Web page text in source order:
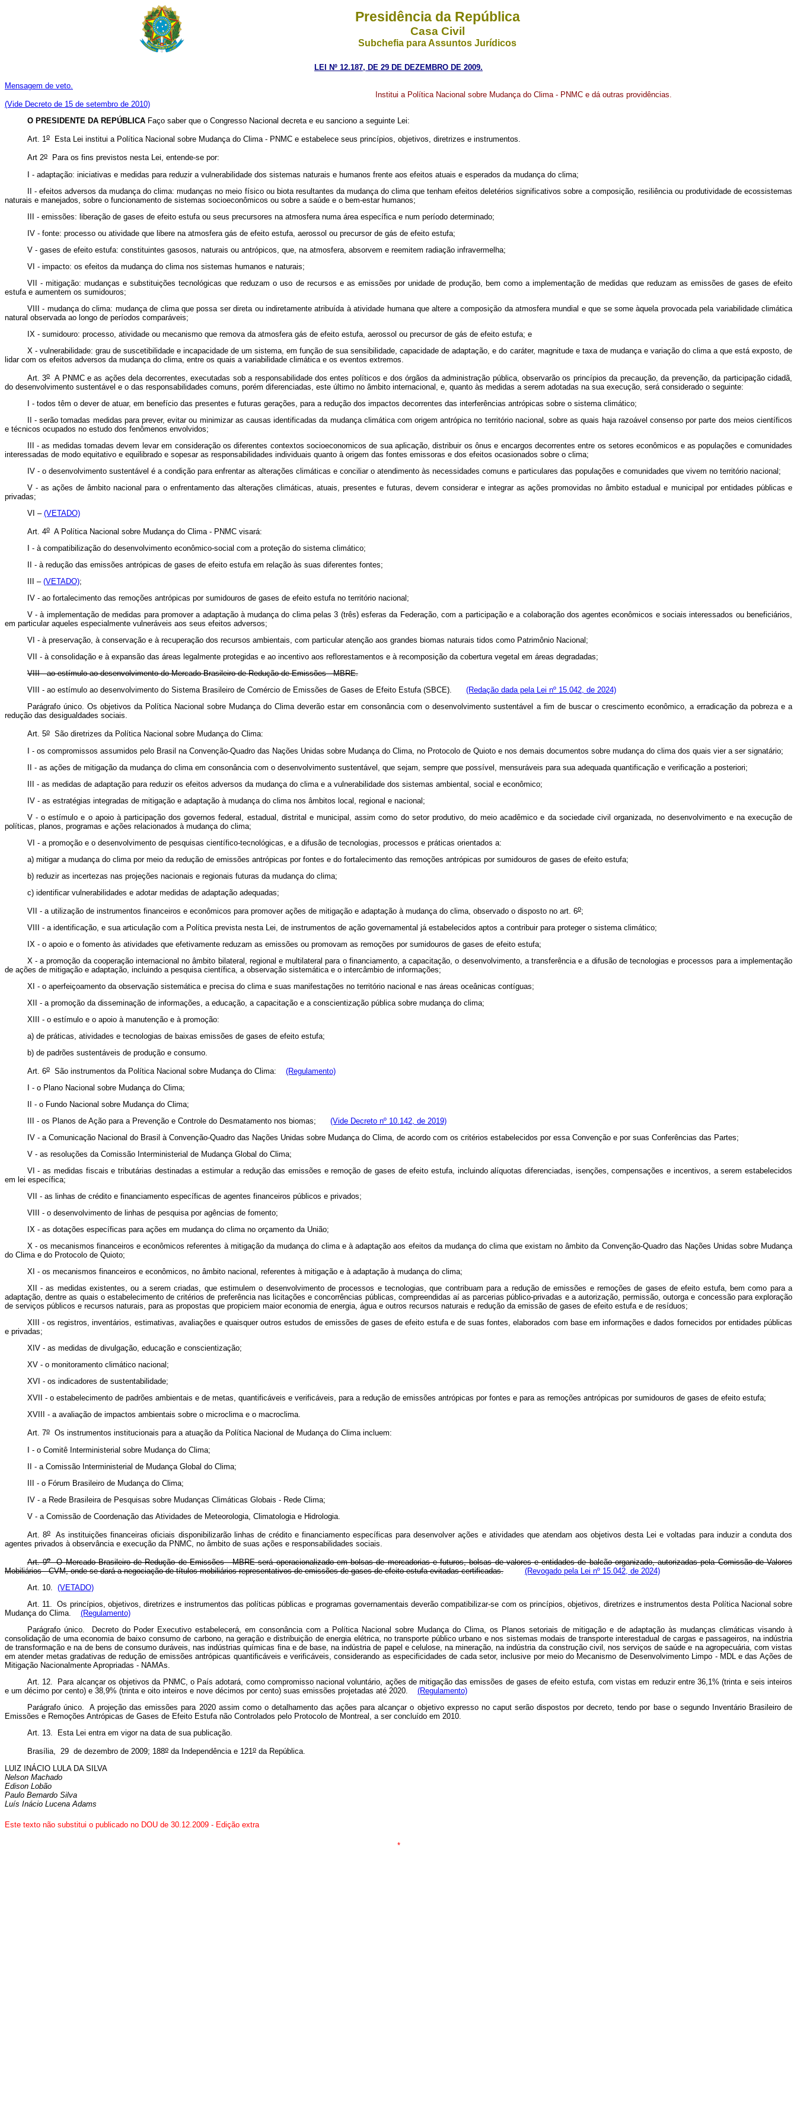
Presidência da República
Casa Civil
Subchefia para Assuntos Jurídicos
LEI Nº 12.187, DE 29 DE DEZEMBRO DE 2009.
Mensagem de veto.
(Vide Decreto de 15 de setembro de 2010)
Institui a Política Nacional sobre Mudança do Clima - PNMC e dá outras providências.
O PRESIDENTE DA REPÚBLICA Faço saber que o Congresso Nacional decreta e eu sanciono a seguinte Lei:
Art. 1oEsta Lei institui a Política Nacional sobre Mudança do Clima - PNMC e estabelece seus princípios, objetivos, diretrizes e instrumentos.
Art 2oPara os fins previstos nesta Lei, entende-se por:
I - adaptação: iniciativas e medidas para reduzir a vulnerabilidade dos sistemas naturais e humanos frente aos efeitos atuais e esperados da mudança do clima;
II - efeitos adversos da mudança do clima: mudanças no meio físico ou biota resultantes da mudança do clima que tenham efeitos deletérios significativos sobre a composição, resiliência ou produtividade de ecossistemas
naturais e manejados, sobre o funcionamento de sistemas socioeconômicos ou sobre a saúde e o bem-estar humanos;
III - emissões: liberação de gases de efeito estufa ou seus precursores na atmosfera numa área específica e num período determinado;
IV - fonte: processo ou atividade que libere na atmosfera gás de efeito estufa, aerossol ou precursor de gás de efeito estufa;
V - gases de efeito estufa: constituintes gasosos, naturais ou antrópicos, que, na atmosfera, absorvem e reemitem radiação infravermelha;
VI - impacto: os efeitos da mudança do clima nos sistemas humanos e naturais;
VII - mitigação: mudanças e substituições tecnológicas que reduzam o uso de recursos e as emissões por unidade de produção, bem como a implementação de medidas que reduzam as emissões de gases de efeito
estufa e aumentem os sumidouros;
VIII - mudança do clima: mudança de clima que possa ser direta ou indiretamente atribuída à atividade humana que altere a composição da atmosfera mundial e que se some àquela provocada pela variabilidade climática
natural observada ao longo de períodos comparáveis;
IX - sumidouro: processo, atividade ou mecanismo que remova da atmosfera gás de efeito estufa, aerossol ou precursor de gás de efeito estufa; e
X - vulnerabilidade: grau de suscetibilidade e incapacidade de um sistema, em função de sua sensibilidade, capacidade de adaptação, e do caráter, magnitude e taxa de mudança e variação do clima a que está exposto, de
lidar com os efeitos adversos da mudança do clima, entre os quais a variabilidade climática e os eventos extremos.
Art. 3oA PNMC e as ações dela decorrentes, executadas sob a responsabilidade dos entes políticos e dos órgãos da administração pública, observarão os princípios da precaução, da prevenção, da participação cidadã,
do desenvolvimento sustentável e o das responsabilidades comuns, porém diferenciadas, este último no âmbito internacional, e, quanto às medidas a serem adotadas na sua execução, será considerado o seguinte:
I - todos têm o dever de atuar, em benefício das presentes e futuras gerações, para a redução dos impactos decorrentes das interferências antrópicas sobre o sistema climático;
II - serão tomadas medidas para prever, evitar ou minimizar as causas identificadas da mudança climática com origem antrópica no território nacional, sobre as quais haja razoável consenso por parte dos meios científicos
e técnicos ocupados no estudo dos fenômenos envolvidos;
III - as medidas tomadas devem levar em consideração os diferentes contextos socioeconomicos de sua aplicação, distribuir os ônus e encargos decorrentes entre os setores econômicos e as populações e comunidades
interessadas de modo equitativo e equilibrado e sopesar as responsabilidades individuais quanto à origem das fontes emissoras e dos efeitos ocasionados sobre o clima;
IV - o desenvolvimento sustentável é a condição para enfrentar as alterações climáticas e conciliar o atendimento às necessidades comuns e particulares das populações e comunidades que vivem no território nacional;
V - as ações de âmbito nacional para o enfrentamento das alterações climáticas, atuais, presentes e futuras, devem considerar e integrar as ações promovidas no âmbito estadual e municipal por entidades públicas e
privadas;
VI – (VETADO)
Art. 4oA Política Nacional sobre Mudança do Clima - PNMC visará:
I - à compatibilização do desenvolvimento econômico-social com a proteção do sistema climático;
II - à redução das emissões antrópicas de gases de efeito estufa em relação às suas diferentes fontes;
III – (VETADO);
IV - ao fortalecimento das remoções antrópicas por sumidouros de gases de efeito estufa no território nacional;
V - à implementação de medidas para promover a adaptação à mudança do clima pelas 3 (três) esferas da Federação, com a participação e a colaboração dos agentes econômicos e sociais interessados ou beneficiários,
em particular aqueles especialmente vulneráveis aos seus efeitos adversos;
VI - à preservação, à conservação e à recuperação dos recursos ambientais, com particular atenção aos grandes biomas naturais tidos como Patrimônio Nacional;
VII - à consolidação e à expansão das áreas legalmente protegidas e ao incentivo aos reflorestamentos e à recomposição da cobertura vegetal em áreas degradadas;
VIII - ao estímulo ao desenvolvimento do Mercado Brasileiro de Redução de Emissões - MBRE.
VIII - ao estímulo ao desenvolvimento do Sistema Brasileiro de Comércio de Emissões de Gases de Efeito Estufa (SBCE). (Redação dada pela Lei nº 15.042, de 2024)
Parágrafo único. Os objetivos da Política Nacional sobre Mudança do Clima deverão estar em consonância com o desenvolvimento sustentável a fim de buscar o crescimento econômico, a erradicação da pobreza e a
redução das desigualdades sociais.
Art. 5oSão diretrizes da Política Nacional sobre Mudança do Clima:
I - os compromissos assumidos pelo Brasil na Convenção-Quadro das Nações Unidas sobre Mudança do Clima, no Protocolo de Quioto e nos demais documentos sobre mudança do clima dos quais vier a ser signatário;
II - as ações de mitigação da mudança do clima em consonância com o desenvolvimento sustentável, que sejam, sempre que possível, mensuráveis para sua adequada quantificação e verificação a posteriori;
III - as medidas de adaptação para reduzir os efeitos adversos da mudança do clima e a vulnerabilidade dos sistemas ambiental, social e econômico;
IV - as estratégias integradas de mitigação e adaptação à mudança do clima nos âmbitos local, regional e nacional;
V - o estímulo e o apoio à participação dos governos federal, estadual, distrital e municipal, assim como do setor produtivo, do meio acadêmico e da sociedade civil organizada, no desenvolvimento e na execução de
políticas, planos, programas e ações relacionados à mudança do clima;
VI - a promoção e o desenvolvimento de pesquisas científico-tecnológicas, e a difusão de tecnologias, processos e práticas orientados a:
a) mitigar a mudança do clima por meio da redução de emissões antrópicas por fontes e do fortalecimento das remoções antrópicas por sumidouros de gases de efeito estufa;
b) reduzir as incertezas nas projeções nacionais e regionais futuras da mudança do clima;
c) identificar vulnerabilidades e adotar medidas de adaptação adequadas;
VII - a utilização de instrumentos financeiros e econômicos para promover ações de mitigação e adaptação à mudança do clima, observado o disposto no art. 6o;
VIII - a identificação, e sua articulação com a Política prevista nesta Lei, de instrumentos de ação governamental já estabelecidos aptos a contribuir para proteger o sistema climático;
IX - o apoio e o fomento às atividades que efetivamente reduzam as emissões ou promovam as remoções por sumidouros de gases de efeito estufa;
X - a promoção da cooperação internacional no âmbito bilateral, regional e multilateral para o financiamento, a capacitação, o desenvolvimento, a transferência e a difusão de tecnologias e processos para a implementação
de ações de mitigação e adaptação, incluindo a pesquisa científica, a observação sistemática e o intercâmbio de informações;
XI - o aperfeiçoamento da observação sistemática e precisa do clima e suas manifestações no território nacional e nas áreas oceânicas contíguas;
XII - a promoção da disseminação de informações, a educação, a capacitação e a conscientização pública sobre mudança do clima;
XIII - o estímulo e o apoio à manutenção e à promoção:
a) de práticas, atividades e tecnologias de baixas emissões de gases de efeito estufa;
b) de padrões sustentáveis de produção e consumo.
Art. 6oSão instrumentos da Política Nacional sobre Mudança do Clima: (Regulamento)
I - o Plano Nacional sobre Mudança do Clima;
II - o Fundo Nacional sobre Mudança do Clima;
III - os Planos de Ação para a Prevenção e Controle do Desmatamento nos biomas; (Vide Decreto nº 10.142, de 2019)
IV - a Comunicação Nacional do Brasil à Convenção-Quadro das Nações Unidas sobre Mudança do Clima, de acordo com os critérios estabelecidos por essa Convenção e por suas Conferências das Partes;
V - as resoluções da Comissão Interministerial de Mudança Global do Clima;
VI - as medidas fiscais e tributárias destinadas a estimular a redução das emissões e remoção de gases de efeito estufa, incluindo alíquotas diferenciadas, isenções, compensações e incentivos, a serem estabelecidos
em lei específica;
VII - as linhas de crédito e financiamento específicas de agentes financeiros públicos e privados;
VIII - o desenvolvimento de linhas de pesquisa por agências de fomento;
IX - as dotações específicas para ações em mudança do clima no orçamento da União;
X - os mecanismos financeiros e econômicos referentes à mitigação da mudança do clima e à adaptação aos efeitos da mudança do clima que existam no âmbito da Convenção-Quadro das Nações Unidas sobre Mudança
do Clima e do Protocolo de Quioto;
XI - os mecanismos financeiros e econômicos, no âmbito nacional, referentes à mitigação e à adaptação à mudança do clima;
XII - as medidas existentes, ou a serem criadas, que estimulem o desenvolvimento de processos e tecnologias, que contribuam para a redução de emissões e remoções de gases de efeito estufa, bem como para a
adaptação, dentre as quais o estabelecimento de critérios de preferência nas licitações e concorrências públicas, compreendidas aí as parcerias público-privadas e a autorização, permissão, outorga e concessão para exploração
de serviços públicos e recursos naturais, para as propostas que propiciem maior economia de energia, água e outros recursos naturais e redução da emissão de gases de efeito estufa e de resíduos;
XIII - os registros, inventários, estimativas, avaliações e quaisquer outros estudos de emissões de gases de efeito estufa e de suas fontes, elaborados com base em informações e dados fornecidos por entidades públicas
e privadas;
XIV - as medidas de divulgação, educação e conscientização;
XV - o monitoramento climático nacional;
XVI - os indicadores de sustentabilidade;
XVII - o estabelecimento de padrões ambientais e de metas, quantificáveis e verificáveis, para a redução de emissões antrópicas por fontes e para as remoções antrópicas por sumidouros de gases de efeito estufa;
XVIII - a avaliação de impactos ambientais sobre o microclima e o macroclima.
Art. 7oOs instrumentos institucionais para a atuação da Política Nacional de Mudança do Clima incluem:
I - o Comitê Interministerial sobre Mudança do Clima;
II - a Comissão Interministerial de Mudança Global do Clima;
III - o Fórum Brasileiro de Mudança do Clima;
IV - a Rede Brasileira de Pesquisas sobre Mudanças Climáticas Globais - Rede Clima;
V - a Comissão de Coordenação das Atividades de Meteorologia, Climatologia e Hidrologia.
Art. 8oAs instituições financeiras oficiais disponibilizarão linhas de crédito e financiamento específicas para desenvolver ações e atividades que atendam aos objetivos desta Lei e voltadas para induzir a conduta dos
agentes privados à observância e execução da PNMC, no âmbito de suas ações e responsabilidades sociais.
Art. 9oO Mercado Brasileiro de Redução de Emissões - MBRE será operacionalizado em bolsas de mercadorias e futuros, bolsas de valores e entidades de balcão organizado, autorizadas pela Comissão de Valores
Mobiliários - CVM, onde se dará a negociação de títulos mobiliários representativos de emissões de gases de efeito estufa evitadas certificadas.
(Revogado pela Lei nº 15.042, de 2024)
Art. 10. (VETADO)
Art. 11.Os princípios, objetivos, diretrizes e instrumentos das políticas públicas e programas governamentais deverão compatibilizar-se com os princípios, objetivos, diretrizes e instrumentos desta Política Nacional sobre
Mudança do Clima. (Regulamento)
Parágrafo único. Decreto do Poder Executivo estabelecerá, em consonância com a Política Nacional sobre Mudança do Clima, os Planos setoriais de mitigação e de adaptação às mudanças climáticas visando à
consolidação de uma economia de baixo consumo de carbono, na geração e distribuição de energia elétrica, no transporte público urbano e nos sistemas modais de transporte interestadual de cargas e passageiros, na indústria
de transformação e na de bens de consumo duráveis, nas indústrias químicas fina e de base, na indústria de papel e celulose, na mineração, na indústria da construção civil, nos serviços de saúde e na agropecuária, com vistas
em atender metas gradativas de redução de emissões antrópicas quantificáveis e verificáveis, considerando as especificidades de cada setor, inclusive por meio do Mecanismo de Desenvolvimento Limpo - MDL e das Ações de
Mitigação Nacionalmente Apropriadas - NAMAs.
Art. 12. Para alcançar os objetivos da PNMC, o País adotará, como compromisso nacional voluntário, ações de mitigação das emissões de gases de efeito estufa, com vistas em reduzir entre 36,1% (trinta e seis inteiros
e um décimo por cento) e 38,9% (trinta e oito inteiros e nove décimos por cento) suas emissões projetadas até 2020. (Regulamento)
Parágrafo único. A projeção das emissões para 2020 assim como o detalhamento das ações para alcançar o objetivo expresso no caputserão dispostos por decreto, tendo por base o segundo Inventário Brasileiro de
Emissões e Remoções Antrópicas de Gases de Efeito Estufa não Controlados pelo Protocolo de Montreal, a ser concluído em 2010.
Art. 13. Esta Lei entra em vigor na data de sua publicação.
Brasília, 29 de dezembro de 2009; 188oda Independência e 121oda República.
LUIZ INÁCIO LULA DA SILVA
Nelson Machado
Edison Lobão
Paulo Bernardo Silva
Luís Inácio Lucena Adams
Este texto não substitui o publicado no DOU de 30.12.2009 - Edição extra
*